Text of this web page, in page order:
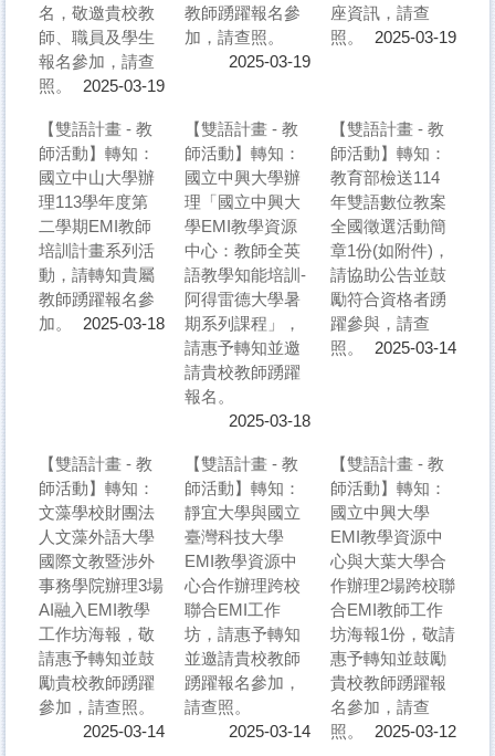
名，敬邀貴校教
師、職員及學生
報名參加，請查
照。
2025-03-19
教師踴躍報名參
加，請查照。
2025-03-19
座資訊，請查
照。
2025-03-19
【雙語計畫 - 教
師活動】轉知：
國立中山大學辦
理113學年度第
二學期EMI教師
培訓計畫系列活
動，請轉知貴屬
教師踴躍報名參
加。
2025-03-18
【雙語計畫 - 教
師活動】轉知：
國立中興大學辦
理「國立中興大
學EMI教學資源
中心：教師全英
語教學知能培訓-
阿得雷德大學暑
期系列課程」，
請惠予轉知並邀
請貴校教師踴躍
報名。
2025-03-18
【雙語計畫 - 教
師活動】轉知：
教育部檢送114
年雙語數位教案
全國徵選活動簡
章1份(如附件)，
請協助公告並鼓
勵符合資格者踴
躍參與，請查
照。
2025-03-14
【雙語計畫 - 教
師活動】轉知：
文藻學校財團法
人文藻外語大學
國際文教暨涉外
事務學院辦理3場
AI融入EMI教學
工作坊海報，敬
請惠予轉知並鼓
勵貴校教師踴躍
參加，請查照。
2025-03-14
【雙語計畫 - 教
師活動】轉知：
靜宜大學與國立
臺灣科技大學
EMI教學資源中
心合作辦理跨校
聯合EMI工作
坊，請惠予轉知
並邀請貴校教師
踴躍報名參加，
請查照。
2025-03-14
【雙語計畫 - 教
師活動】轉知：
國立中興大學
EMI教學資源中
心與大葉大學合
作辦理2場跨校聯
合EMI教師工作
坊海報1份，敬請
惠予轉知並鼓勵
貴校教師踴躍報
名參加，請查
照。
2025-03-12